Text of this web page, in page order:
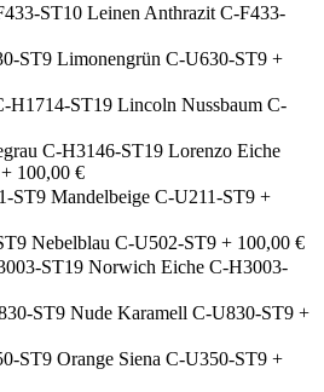
Leinen Anthrazit C-F433-
Limonengrün C-U630-ST9 +
Lincoln Nussbaum C-
Lorenzo Eiche
+ 100,00 €
Mandelbeige C-U211-ST9 +
Nebelblau C-U502-ST9 + 100,00 €
Norwich Eiche C-H3003-
Nude Karamell C-U830-ST9 +
Orange Siena C-U350-ST9 +